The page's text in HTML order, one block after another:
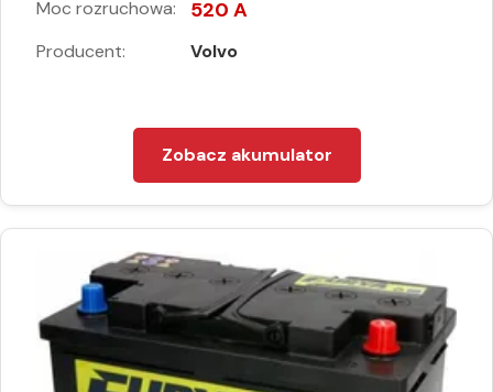
Moc rozruchowa: 520 A
Producent: Volvo
Zobacz akumulator